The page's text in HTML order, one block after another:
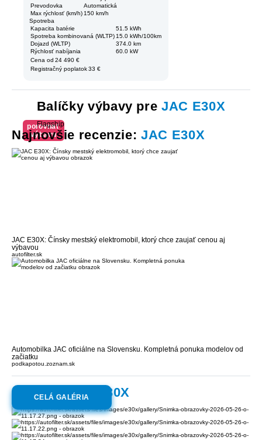
Prevodovka
Automatická
Max rýchlosť (km/h) 150 km/h
Spotreba
Kapacita batérie
51.5 kWh
Spotreba kombinovaná (WLTP) 15.0 kWh/100km
Dojazd (WLTP)
374.0 km
Rýchlosť nabíjania
60.0 kW
Cena od 24 490 €
Registračný poplatok 33 €
Balíčky výbavy preJAC E30X
porovnať
výbavu
Flagship
Najnovšie recenzie:JAC E30X
JAC E30X: Čínsky mestský elektromobil, ktorý chce zaujať cenou aj
výbavou
autofilter.sk
Automobilka JAC oficiálne na Slovensku. Kompletná ponuka modelov od
začiatku
podkapotou.zoznam.sk
Galéria:JAC E30X
CELÁ GALÉRIA